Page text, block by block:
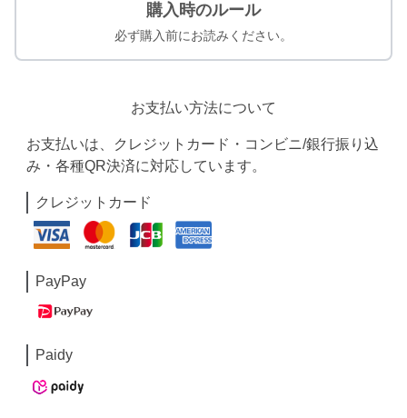
購入時のルール
必ず購入前にお読みください。
お支払い方法について
お支払いは、クレジットカード・コンビニ/銀行振り込
み・各種QR決済に対応しています。
クレジットカード
PayPay
Paidy